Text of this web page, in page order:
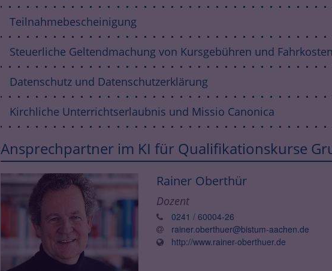
Teilnahmebescheinigung
Steuerliche Geltendmachung von Kursgebühren und Fahrkosten
Datenschutz und Datenschutzerklärung
Kirchliche Unterrichtserlaubnis und Missio Canonica
Ansprechpartner im KI für Qualifikationskurse
Rainer Oberthür
Dozent
0241 / 60004-26
rainer.oberthuer@bistum-aachen.de
http://www.rainer-oberthuer.de